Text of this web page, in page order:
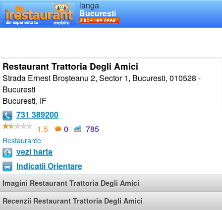
langa
Bucuresti
Restaurant Trattoria Degli Amici
Strada Ernest Broșteanu 2, Sector 1, Bucuresti, 010528 -
Bucuresti
Bucuresti, IF
731 389200
1.5
0 785
Restaurante
vezi harta
Indicatii Orientare
Imagini Restaurant Trattoria Degli Amici
Recenzii Restaurant Trattoria Degli Amici